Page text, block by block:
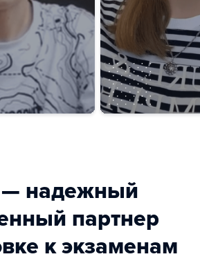
— надежный
партнер
к экзаменам